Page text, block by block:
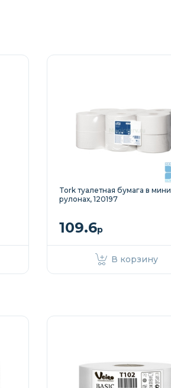
Tork туалетная бумага в мини
рулонах, 120197
109.6р
В корзину